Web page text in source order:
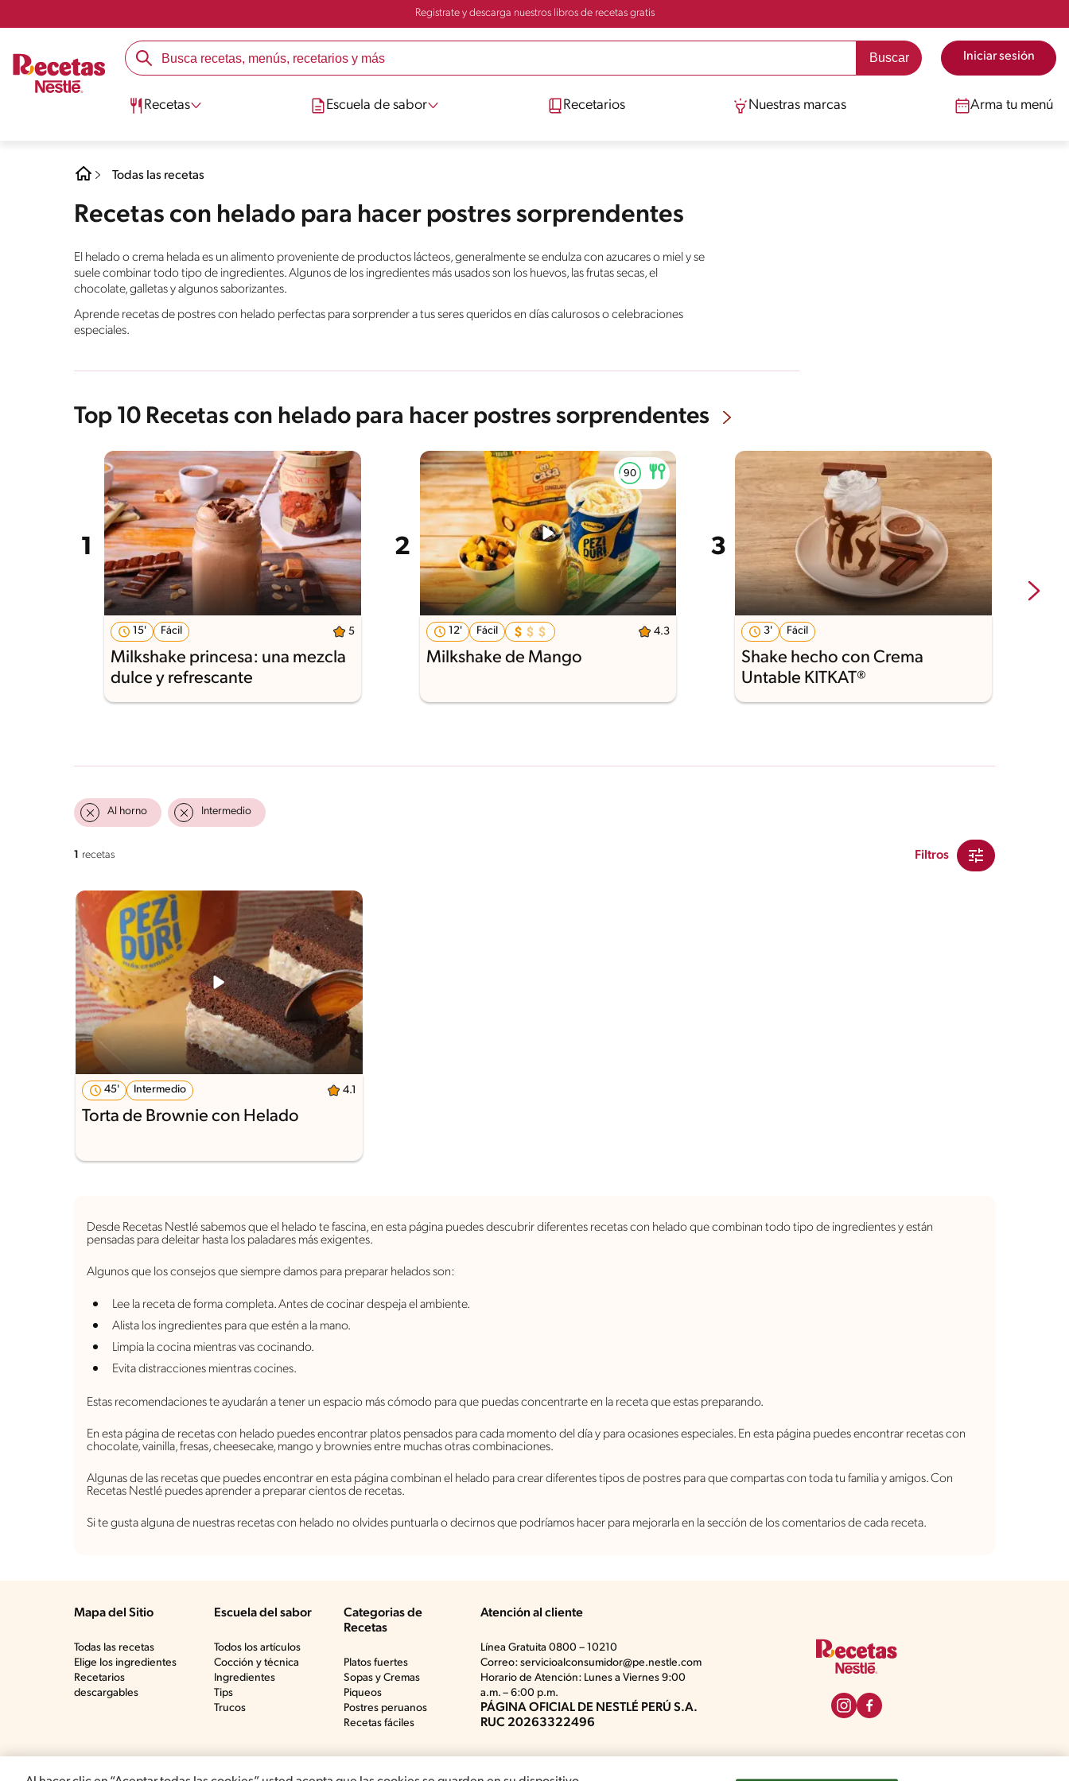
Registrate y descarga nuestros libros de recetas gratis
Iniciar sesión
Recetas Escuela de sabor Recetarios Nuestras marcas Arma tu menú
Todas las recetas
Recetas con helado para hacer postres sorprendentes
El helado o crema helada es un alimento proveniente de productos lácteos, generalmente se endulza con azucares o miel y se
suele combinar todo tipo de ingredientes. Algunos de los ingredientes más usados son los huevos, las frutas secas, el
chocolate, galletas y algunos saborizantes.
Aprende recetas de postres con helado perfectas para sorprender a tus seres queridos en días calurosos o celebraciones
especiales.
Top 10 Recetas con helado para hacer postres sorprendentes
15' Fácil 5
Milkshake princesa: una mezcla
dulce y refrescante
12' Fácil 4.3
Milkshake de Mango
3' Fácil
Shake hecho con Crema
Untable KITKAT®
Al horno Intermedio
1 recetas Filtros
45' Intermedio 4.1
Torta de Brownie con Helado
Desde Recetas Nestlé sabemos que el helado te fascina, en esta página puedes descubrir diferentes recetas con helado que combinan todo tipo de ingredientes y están
pensadas para deleitar hasta los paladares más exigentes.
Algunos que los consejos que siempre damos para preparar helados son:
Lee la receta de forma completa. Antes de cocinar despeja el ambiente.
Alista los ingredientes para que estén a la mano.
Limpia la cocina mientras vas cocinando.
Evita distracciones mientras cocines.
Estas recomendaciones te ayudarán a tener un espacio más cómodo para que puedas concentrarte en la receta que estas preparando.
En esta página de recetas con helado puedes encontrar platos pensados para cada momento del día y para ocasiones especiales. En esta página puedes encontrar recetas con
chocolate, vainilla, fresas, cheesecake, mango y brownies entre muchas otras combinaciones.
Algunas de las recetas que puedes encontrar en esta página combinan el helado para crear diferentes tipos de postres para que compartas con toda tu familia y amigos. Con
Recetas Nestlé puedes aprender a preparar cientos de recetas.
Si te gusta alguna de nuestras recetas con helado no olvides puntuarla o decirnos que podríamos hacer para mejorarla en la sección de los comentarios de cada receta.
Mapa del Sitio
Todas las recetas
Elige los ingredientes
Recetarios
descargables
Escuela del sabor
Todos los artículos
Cocción y técnica
Ingredientes
Tips
Trucos
Categorias de
Recetas
Platos fuertes
Sopas y Cremas
Piqueos
Postres peruanos
Recetas fáciles
Atención al cliente
Línea Gratuita 0800 – 10210
Correo: servicioalconsumidor@pe.nestle.com
Horario de Atención: Lunes a Viernes 9:00
a.m. – 6:00 p.m.
PÁGINA OFICIAL DE NESTLÉ PERÚ S.A.
RUC 20263322496